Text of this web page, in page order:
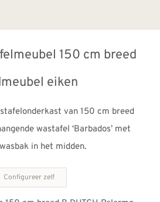
150 cm breed
eiken
van 150 cm breed
wastafel ‘Barbados’ met
in het midden.
Configureer zelf